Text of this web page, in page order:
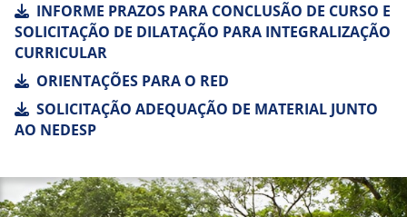
INFORME PRAZOS PARA CONCLUSÃO DE CURSO E
SOLICITAÇÃO DE DILATAÇÃO PARA INTEGRALIZAÇÃO
CURRICULAR
ORIENTAÇÕES PARA O RED
SOLICITAÇÃO ADEQUAÇÃO DE MATERIAL JUNTO
AO NEDESP